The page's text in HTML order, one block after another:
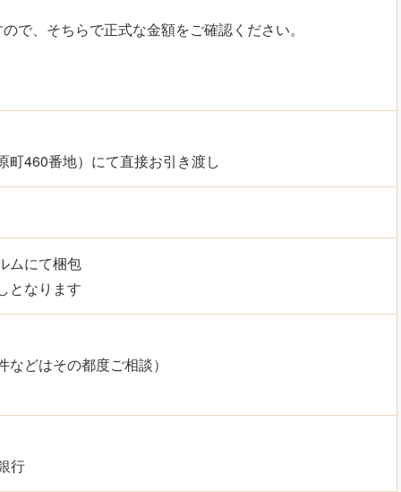
で、そちらで正式な金額をご確認ください。
町460番地）にて直接お引き渡し
ムにて梱包
となります
どはその都度ご相談）
行